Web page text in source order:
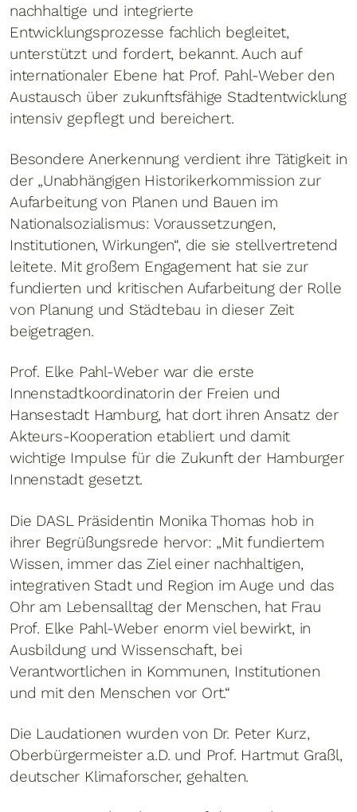
nachhaltige und integrierte
Entwicklungsprozesse fachlich begleitet,
unterstützt und fordert, bekannt. Auch auf
internationaler Ebene hat Prof. Pahl-Weber den
Austausch über zukunftsfähige Stadtentwicklung
intensiv gepflegt und bereichert.
Besondere Anerkennung verdient ihre Tätigkeit in
der „Unabhängigen Historikerkommission zur
Aufarbeitung von Planen und Bauen im
Nationalsozialismus: Voraussetzungen,
Institutionen, Wirkungen“, die sie stellvertretend
leitete. Mit großem Engagement hat sie zur
fundierten und kritischen Aufarbeitung der Rolle
von Planung und Städtebau in dieser Zeit
beigetragen.
Prof. Elke Pahl-Weber war die erste
Innenstadtkoordinatorin der Freien und
Hansestadt Hamburg, hat dort ihren Ansatz der
Akteurs-Kooperation etabliert und damit
wichtige Impulse für die Zukunft der Hamburger
Innenstadt gesetzt.
Die DASL Präsidentin Monika Thomas hob in
ihrer Begrüßungsrede hervor: „Mit fundiertem
Wissen, immer das Ziel einer nachhaltigen,
integrativen Stadt und Region im Auge und das
Ohr am Lebensalltag der Menschen, hat Frau
Prof. Elke Pahl-Weber enorm viel bewirkt, in
Ausbildung und Wissenschaft, bei
Verantwortlichen in Kommunen, Institutionen
und mit den Menschen vor Ort.“
Die Laudationen wurden von Dr. Peter Kurz,
Oberbürgermeister a.D. und Prof. Hartmut Graßl,
deutscher Klimaforscher, gehalten.